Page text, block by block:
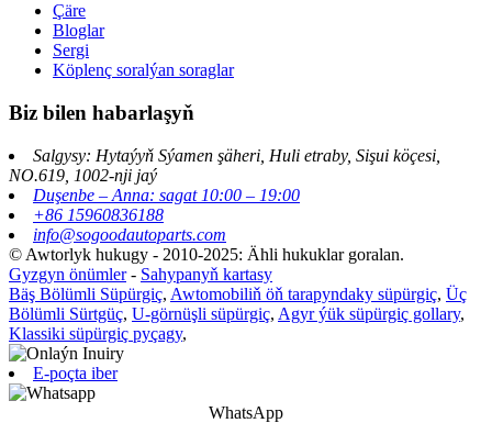
Çäre
Bloglar
Sergi
Köplenç soralýan soraglar
Biz bilen habarlaşyň
Salgysy: Hytaýyň Sýamen şäheri, Huli etraby, Sişui köçesi,
NO.619, 1002-nji jaý
Duşenbe – Anna: sagat 10:00 – 19:00
+86 15960836188
info@sogoodautoparts.com
© Awtorlyk hukugy - 2010-2025: Ähli hukuklar goralan.
Gyzgyn önümler- Sahypanyň kartasy
Bäş Bölümli Süpürgiç, Awtomobiliň öň tarapyndaky süpürgiç, Üç
Bölümli Sürtgüç, U-görnüşli süpürgiç, Agyr ýük süpürgiç gollary,
Klassiki süpürgiç pyçagy,
E-poçta iber
WhatsApp